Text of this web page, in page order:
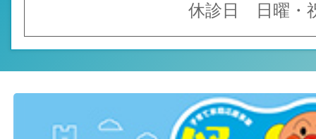
休診日 日曜・